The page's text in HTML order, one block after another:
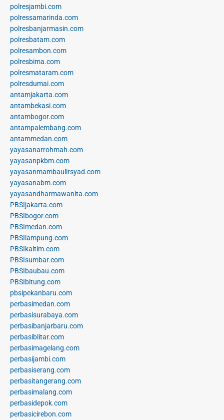
polresjambi.com
polressamarinda.com
polresbanjarmasin.com
polresbatam.com
polresambon.com
polresbima.com
polresmataram.com
polresdumai.com
antamjakarta.com
antambekasi.com
antambogor.com
antampalembang.com
antammedan.com
yayasanarrohmah.com
yayasanpkbm.com
yayasanmambaulirsyad.com
yayasanabm.com
yayasandharmawanita.com
PBSIjakarta.com
PBSIbogor.com
PBSImedan.com
PBSIlampung.com
PBSIkaltim.com
PBSIsumbar.com
PBSIbaubau.com
PBSIbitung.com
pbsipekanbaru.com
perbasimedan.com
perbasisurabaya.com
perbasibanjarbaru.com
perbasiblitar.com
perbasimagelang.com
perbasijambi.com
perbasiserang.com
perbasitangerang.com
perbasimalang.com
perbasidepok.com
perbasicirebon.com